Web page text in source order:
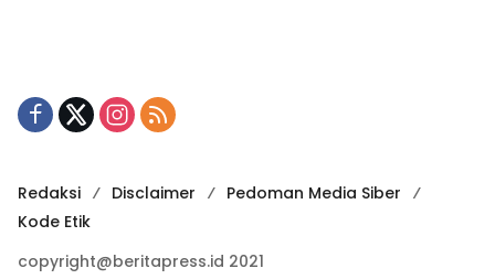
Redaksi Disclaimer
Pedoman Media Siber
Kode Etik
copyright@beritapress.id 2021